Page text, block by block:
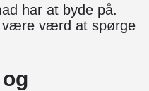
har at byde på.
være værd at spørge